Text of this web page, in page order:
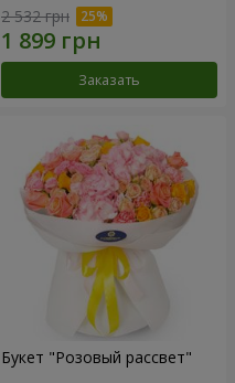
2 532 грн
Заказать
Букет "Розовый рассвет"